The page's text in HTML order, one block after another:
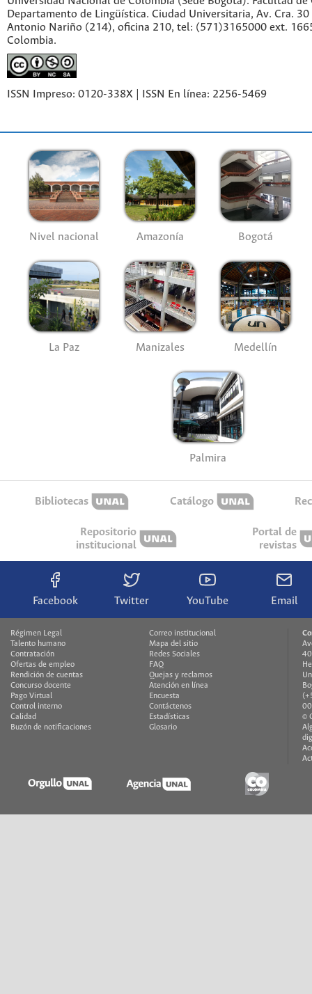
Departamento de Lingüística. Ciudad Universitaria, Av. Cra.
Antonio Nariño (214), oficina 210, tel: (571)3165000 ext.
Colombia.
ISSN Impreso: 0120-338X | ISSN En línea: 2256-5469
Nivel nacional Amazonía Bogotá
La Paz Manizales Medellín
Palmira
Bibliotecas Catálogo
Repositorio
institucional
Portal de
revistas
Facebook Twitter YouTube Email
Régimen Legal
Talento humano
Contratación
Ofertas de empleo
Rendición de cuentas
Concurso docente
Pago Virtual
Control interno
Calidad
Buzón de notificaciones
Correo institucional
Mapa del sitio
Redes Sociales
FAQ
Quejas y reclamos
Atención en línea
Encuesta
Contáctenos
Estadísticas
Glosario
©